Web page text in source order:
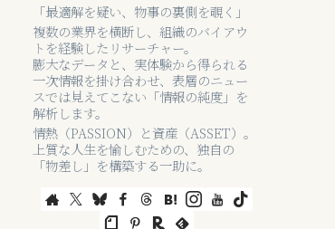
「最適解を疑い、物事の裏側を覗く」
複数の業界を横断し、組織のバイアウ
トを経験したリサーチャー。
膨大なデータと、実体験から得られる
一次情報を掛け合わせ、表層のニュー
スでは見えてこない「情報の純度」を
解析します。
情熱（PASSION）と資産（ASSET）。
上質な人生を愉しむための、独自の
「物差し」を構築する一助に。